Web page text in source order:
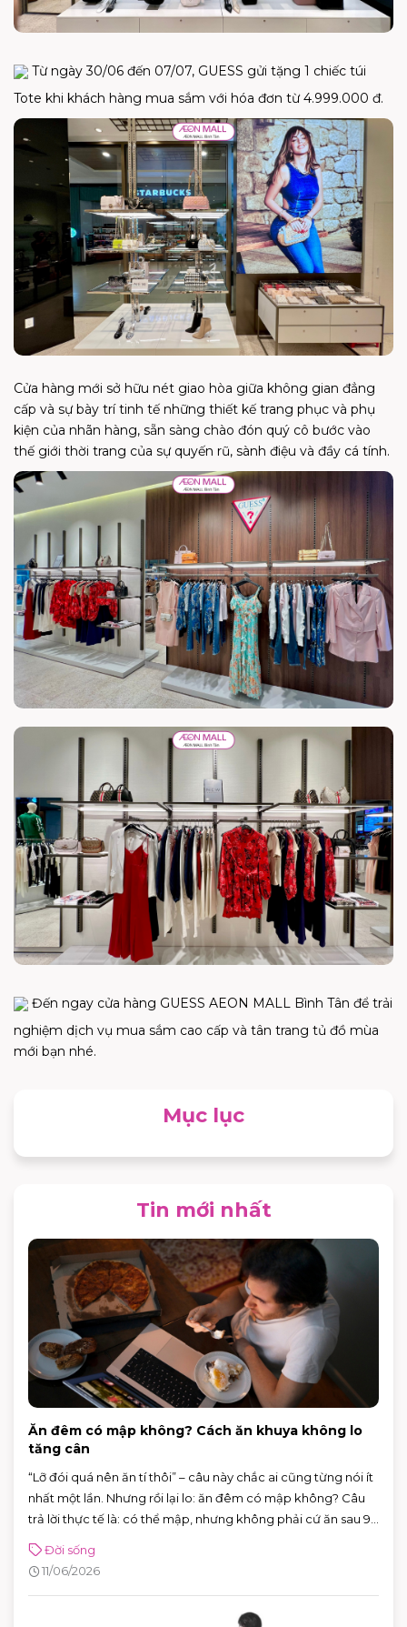
Từ ngày 30/06 đến 07/07, GUESS gửi tặng 1 chiếc túi
Tote khi khách hàng mua sắm với hóa đơn từ 4.999.000 đ.
Cửa hàng mới sở hữu nét giao hòa giữa không gian đẳng
cấp và sự bày trí tinh tế những thiết kế trang phục và phụ
kiện của nhãn hàng, sẵn sàng chào đón quý cô bước vào
thế giới thời trang của sự quyến rũ, sành điệu và đầy cá tính.
Đến ngay cửa hàng GUESS AEON MALL Bình Tân để trải
nghiệm dịch vụ mua sắm cao cấp và tân trang tủ đồ mùa
mới bạn nhé.
Mục lục
Tin mới nhất
Ăn đêm có mập không? Cách ăn khuya không lo
tăng cân
“Lỡ đói quá nên ăn tí thôi” – câu này chắc ai cũng từng nói ít
nhất một lần. Nhưng rồi lại lo: ăn đêm có mập không? Câu
trả lời thực tế là: có thể mập, nhưng không phải cứ ăn sau 9
Đời sống
11/06/2026